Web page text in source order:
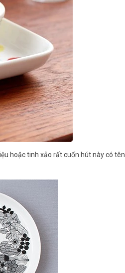
hoặc tinh xảo rất cuốn hút này có tên